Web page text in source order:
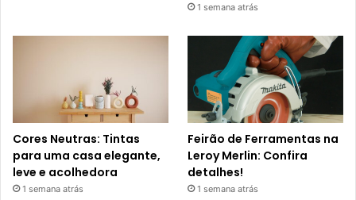
1 semana atrás
Cores Neutras: Tintas
para uma casa elegante,
leve e acolhedora
1 semana atrás
Feirão de Ferramentas na
Leroy Merlin: Confira
detalhes!
1 semana atrás